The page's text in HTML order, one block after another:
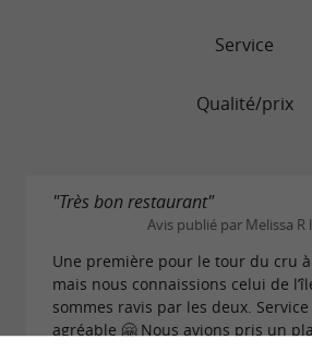
Service
Qualité/prix
"Très bon restaurant"
Avis publié par Melissa R
Une première pour le tour du cru à
mais nous connaissions celui de
sommes ravis par les deux.
agréable 🤗 Nous avions pris un